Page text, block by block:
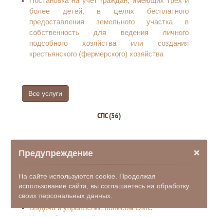
принадлежащих сетевым организациям и иным
лицам, максимальная мощность которых
составляет до 15 кВт, а напряжение до 20 Вт
включительно к электрическим сетям
более детей, в целях бесплатного
предоставления земельного участка в
собственность для ведения личного
подсобного хозяйства или создания
крестьянского (фермерского) хозяйства
Все услуги
СПС (36)
ФНС, Росреестра, СФР
Запись в детские сады (очередь в детский
сад)
Подача заявления на голосование по месту
нахождения (ВЫБОРЫ)
Выдача и управление полисом ОМС
×
Предупреждение
На сайте используются cookie. Продолжая
использование сайта, вы соглашаетесь на обработку
своих персональных данных.